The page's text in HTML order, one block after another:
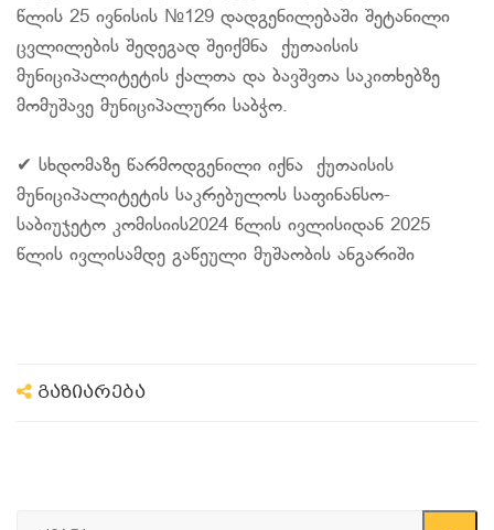
წლის 25 ივნისის №129 დადგენილებაში შეტანილი
ცვლილების შედეგად შეიქმნა ქუთაისის
მუნიციპალიტეტის ქალთა და ბავშვთა საკითხებზე
მომუშავე მუნიციპალური საბჭო.
✔ სხდომაზე წარმოდგენილი იქნა ქუთაისის
მუნიციპალიტეტის საკრებულოს საფინანსო-
საბიუჯეტო კომისიის2024 წლის ივლისიდან 2025
წლის ივლისამდე გაწეული მუშაობის ანგარიში
გაზიარება